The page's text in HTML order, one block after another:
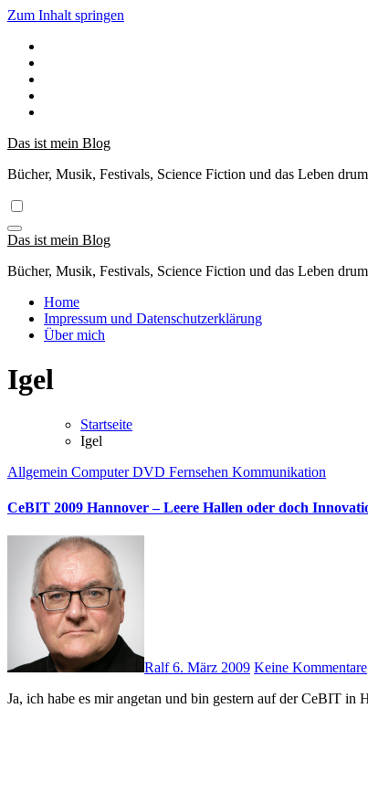
Zum Inhalt springen
Das ist mein Blog
Bücher, Musik, Festivals, Science Fiction und das Leben
Das ist mein Blog
Bücher, Musik, Festivals, Science Fiction und das Leben
Home
Impressum und Datenschutzerklärung
Über mich
Igel
Startseite
Igel
Allgemein ComputerDVD Fernsehen Kommunikation
CeBIT 2009 Hannover – Leere Hallen oder doch
Ralf6. März 2009 Keine Kommentare
Ja, ich habe es mir angetan und bin gestern auf der CeBIT